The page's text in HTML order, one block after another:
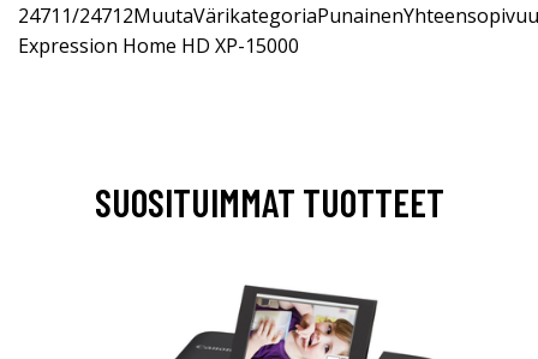
24711/
Expression Home HD XP-15000
SUOSITUIMMAT TUOTTEET